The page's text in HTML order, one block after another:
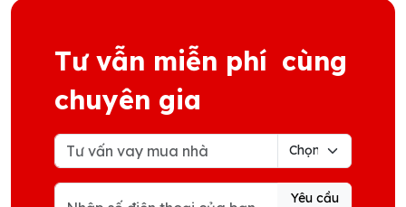
Tư vẫn miễn phí cùng
chuyên gia
Yêu cầu